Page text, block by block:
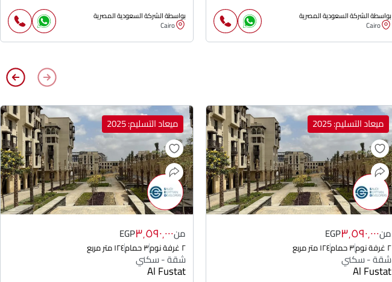
بواسطة الشركة السعودية المصرية
Cairo
بواسطة الشركة السعودية المصرية
Cairo
ميعاد التسليم: 2025
من٣٬٥٩٠٬٠٠٠EGP
٢ غرفة نوم ٣ حمام ١٢٤ متر مربع
شقة - سكني
Al Fustat
ميعاد التسليم: 2025
من٣٬٥٩٠٬٠٠٠EGP
٢ غرفة نوم ٣ حمام ١٢٤ متر مربع
شقة - سكني
Al Fustat